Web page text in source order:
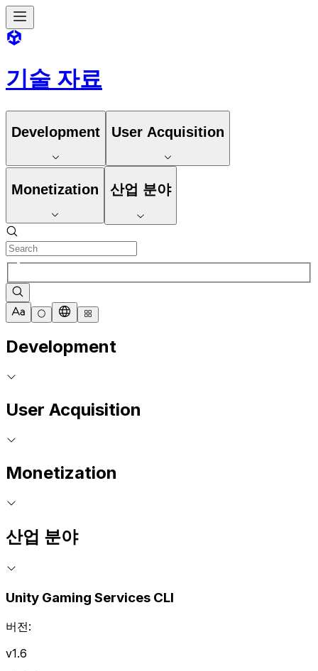
기술 자료
Development User Acquisition
Monetization 산업 분야
Development
User Acquisition
Monetization
산업 분야
Unity Gaming Services CLI
버전:
v1.6